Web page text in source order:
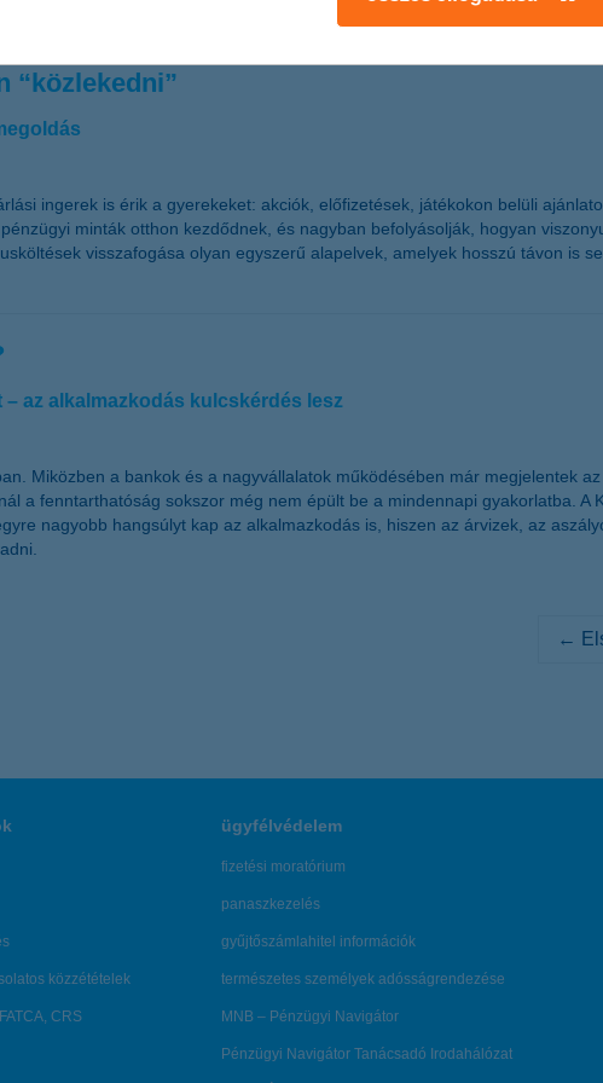
25 százaléka kifejezetten biztonságosnak és kiszámíthatónak tartja az
“közlekedni”
ingerek is érik a gyerekeket: akciók, előfizetések, játékokon belüli
minták otthon kezdődnek, és nagyban befolyásolják, hogyan
visszafogása olyan egyszerű alapelvek, amelyek hosszú távon is
az alkalmazkodás kulcskérdés lesz
Miközben a bankok és a nagyvállalatok működésében már megjelentek
a fenntarthatóság sokszor még nem épült be a mindennapi gyakorlatba. A
nagyobb hangsúlyt kap az alkalmazkodás is, hiszen az árvizek, az
←
közzétételek
CRS
ügyfélvédelem
fizetési moratórium
panaszkezelés
gyűjtőszámlahitel információk
természetes személyek adósságrendezése
MNB – Pénzügyi Navigátor
Pénzügyi Navigátor Tanácsadó Irodahálózat